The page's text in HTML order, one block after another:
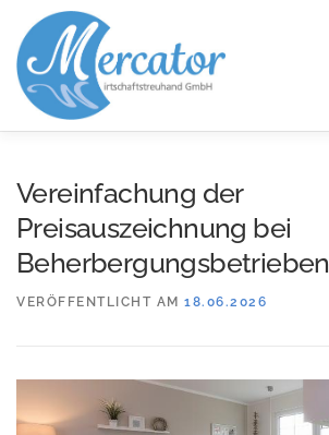
Inhalt
springen
SERVICE KANZLEI KARRIERE
Vereinfachung der
Preisauszeichnung bei
Beherbergungsbetrieben
VERÖFFENTLICHT AM 18.06.2026